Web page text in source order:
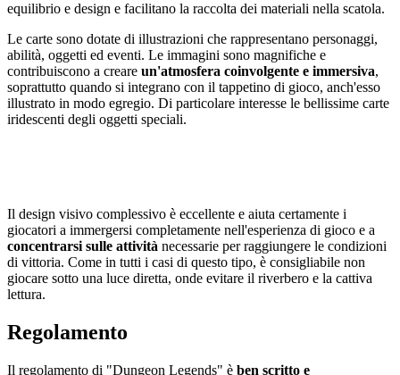
equilibrio e design e facilitano la raccolta dei materiali nella scatola.
Le carte sono dotate di illustrazioni che rappresentano personaggi,
abilità, oggetti ed eventi. Le immagini sono magnifiche e
contribuiscono a creare un'atmosfera coinvolgente e immersiva,
soprattutto quando si integrano con il tappetino di gioco, anch'esso
illustrato in modo egregio. Di particolare interesse le bellissime carte
iridescenti degli oggetti speciali.
Il design visivo complessivo è eccellente e aiuta certamente i
giocatori a immergersi completamente nell'esperienza di gioco e a
concentrarsi sulle attività necessarie per raggiungere le condizioni
di vittoria. Come in tutti i casi di questo tipo, è consigliabile non
giocare sotto una luce diretta, onde evitare il riverbero e la cattiva
lettura.
Regolamento
Il regolamento di "Dungeon Legends" è ben scritto e